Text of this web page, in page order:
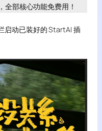
全部核心功能免费用！
启动已装好的 StartAI 插